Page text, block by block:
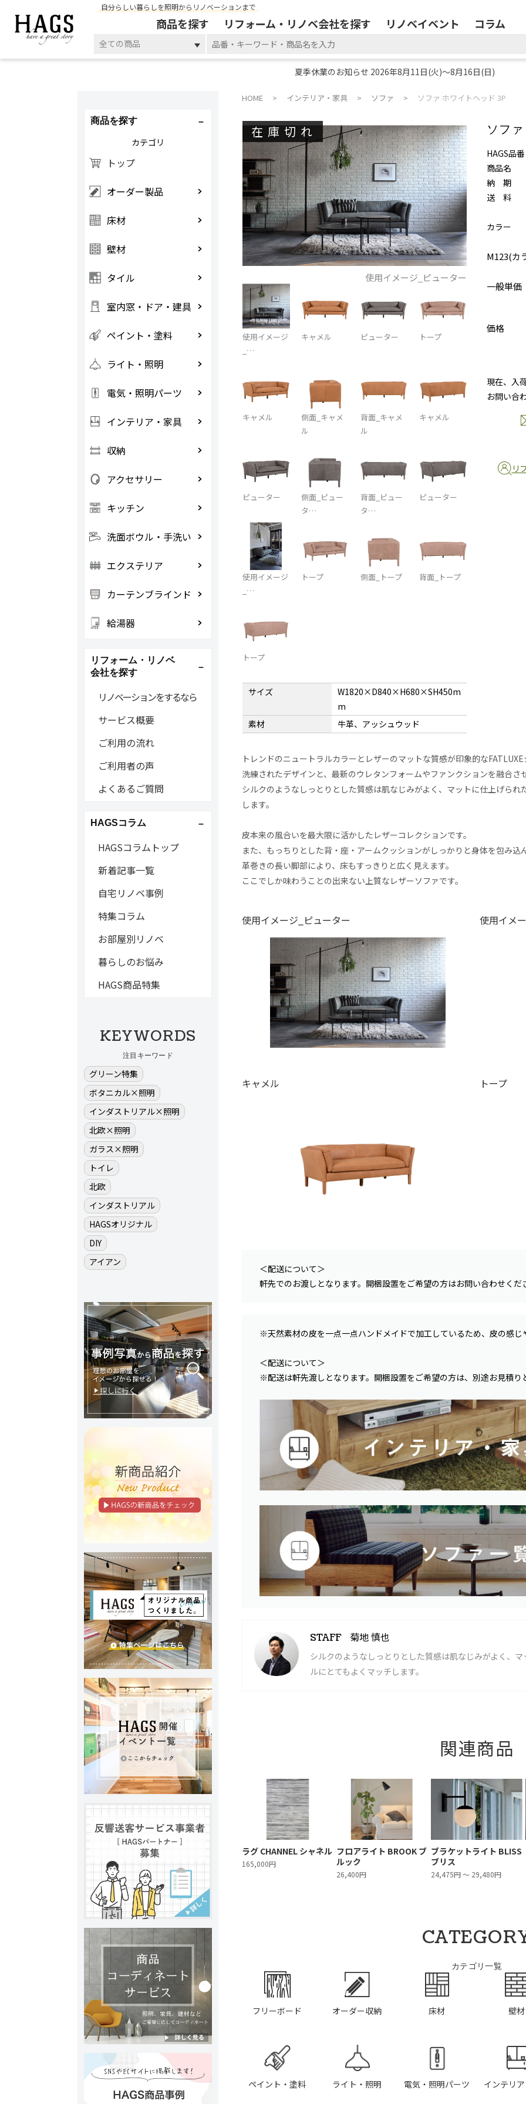
自分らしい暮らしを照明からリノベーションまで
商品を探す リフォーム・リノベ会社を探す リノベイベント コラム
全ての商品
夏季休業のお知らせ 2026年8月11日(火)～8月16日(日)
HOME インテリア・家具 ソファ ソファ ホワイトヘッド 3P
在庫切れ
使用イメージ_ピューター
使用イメージ
_…
キャメル ピューター トープ
キャメル
側面_キャメ
ル
背面_キャメ
ル
キャメル
ピューター
側面_ピュー
タ…
背面_ピュー
タ…
ピューター
使用イメージ
_…
トープ 側面_トープ 背面_トープ
トープ
サイズ
W1820×D840×H680×SH450m
m
素材
牛革、アッシュウッド
ソフ
HAGS品番
商品名
納 期
送 料
カラー
M123(カ
一般単価
価格
現在、入
お問い合
リ
トレンドのニュートラルカラーとレザーのマットな質感が印象的な
洗練されたデザインと、最新のウレタンフォームやファンクションを融合
シルクのようなしっとりとした質感は肌なじみがよく、マットに仕上げら
します。
皮本来の風合いを最大限に活かしたレザーコレクションです。
また、もっちりとした背・座・アームクッションがしっかりと身体を包み
革巻きの長い脚部により、床もすっきりと広く見えます。
ここでしか味わうことの出来ない上質なレザーソファです。
使用イメージ_ピューター 使用イメ
キャメル トープ
＜配送について＞
軒先でのお渡しとなります。開梱設置をご希望の方はお問い合わせくだ
※天然素材の皮を一点一点ハンドメイドで加工しているため、皮の感じ
＜配送について＞
※配送は軒先渡しとなります。開梱設置をご希望の方は、別途お見積
STAFF 菊地 慎也
シルクのようなしっとりとした質感は肌なじみがよく、
ルにとてもよくマッチします。
関連商品
ラグ CHANNEL シャネル
165,000円
フロアライト BROOK ブ
ルック
26,400円
ブラケットライト BLISS
ブリス
24,475円 ～ 29,480円
カテゴリ一覧
フリーボード オーダー収納 床材 壁材
ペイント・塗料 ライト・照明 電気・照明パーツ インテリ
商品を探す
カテゴリ
トップ
オーダー製品
床材
壁材
タイル
室内窓・ドア・建具
ペイント・塗料
ライト・照明
電気・照明パーツ
インテリア・家具
収納
アクセサリー
キッチン
洗面ボウル・手洗い
エクステリア
カーテンブラインド
給湯器
リフォーム・リノベ
会社を探す
リノベーションをするなら
サービス概要
ご利用の流れ
ご利用者の声
よくあるご質問
HAGSコラム
HAGSコラムトップ
新着記事一覧
自宅リノベ事例
特集コラム
お部屋別リノベ
暮らしのお悩み
HAGS商品特集
KEYWORDS
注目キーワード
グリーン特集
ボタニカル×照明
インダストリアル×照明
北欧×照明
ガラス×照明
トイレ
北欧
インダストリアル
HAGSオリジナル
DIY
アイアン